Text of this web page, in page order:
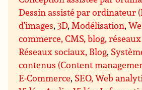
Dessin assisté par ordinateur
d’images,3D, Modélisation,
commerce, CMS, blog,
Réseaux sociaux, Blog,
contenus (Content
E-Commerce, SEO, Web